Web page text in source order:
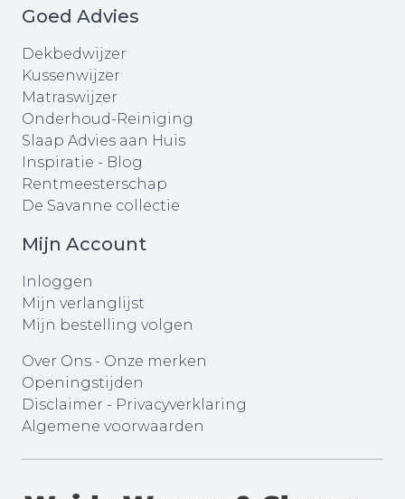
Goed Advies
Dekbedwijzer
Kussenwijzer
Matraswijzer
Onderhoud-Reiniging
Slaap Advies aan Huis
Inspiratie - Blog
Rentmeesterschap
De Savanne collectie
Mijn Account
Inloggen
Mijn verlanglijst
Mijn bestelling volgen
Over Ons - Onze merken
Openingstijden
Disclaimer - Privacyverklaring
Algemene voorwaarden